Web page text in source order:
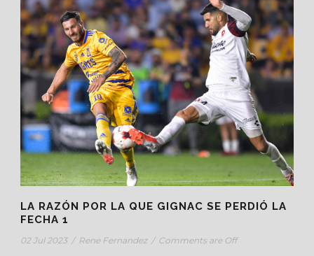
LA RAZÓN POR LA QUE GIGNAC SE PERDIÓ LA
FECHA 1
02 Jul 2023 / Rene Fernandez / Comments are Off